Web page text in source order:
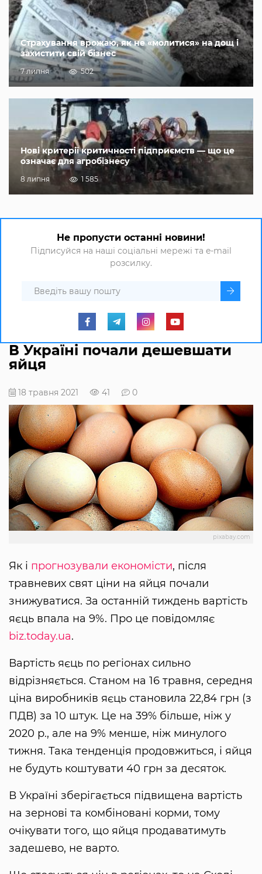
Страхування врожаю, як не «молитися» на дощ і
захистити свій бізнес
7 липня 502
Нові критерії критичності підприємств — що це
означає для агробізнесу
8 липня 1 585
Не пропусти останні новини!
Підписуйся на наші соціальні мережі та e-mail
розсилку.
В Україні почали дешевшати
яйця
18 травня 2021 41 0
pixabay.com
Як і прогнозували економісти, після
травневих свят ціни на яйця почали
знижуватися. За останній тиждень вартість
яєць впала на 9%. Про це повідомляє
biz.today.ua.
Вартість яєць по регіонах сильно
відрізняється. Станом на 16 травня, середня
ціна виробників яєць становила 22,84 грн (з
ПДВ) за 10 штук. Це на 39% більше, ніж у
2020 р., але на 9% менше, ніж минулого
тижня. Така тенденція продовжиться, і яйця
не будуть коштувати 40 грн за десяток.
В Україні зберігається підвищена вартість
на зернові та комбіновані корми, тому
очікувати того, що яйця продаватимуть
задешево, не варто.